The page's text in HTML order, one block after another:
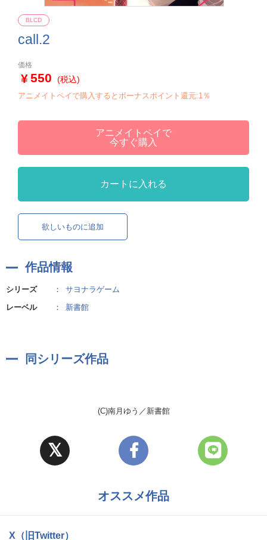
call.2
BLCD
価格
550 (税込)
アニメイトペイで購入するとボーナスポイント還元:1％
アニメイトペイで
今すぐ購入
カートに入れる
欲しいものに追加
作品情報
シリーズ ：
サヨナラゲーム
レーベル
： 新書館
同シリーズ作品
(C)南月ゆう／新書館
オススメ作品
X（旧Twitter）